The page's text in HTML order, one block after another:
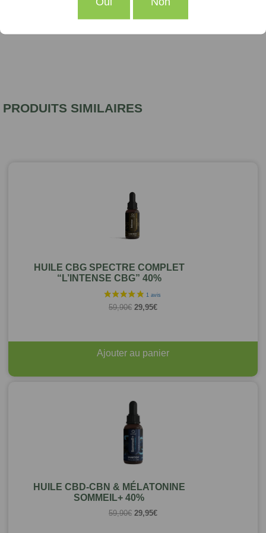
PRODUITS SIMILAIRES
HUILE CBG SPECTRE COMPLET
“L’INTENSE CBG” 40%
59,90€ Le
59,90€.
29,95€Le
29,95€.
Ajouter au panier
HUILE CBD-CBN & MÉLATONINE
SOMMEIL+ 40%
59,90€ Le
29,95€Le